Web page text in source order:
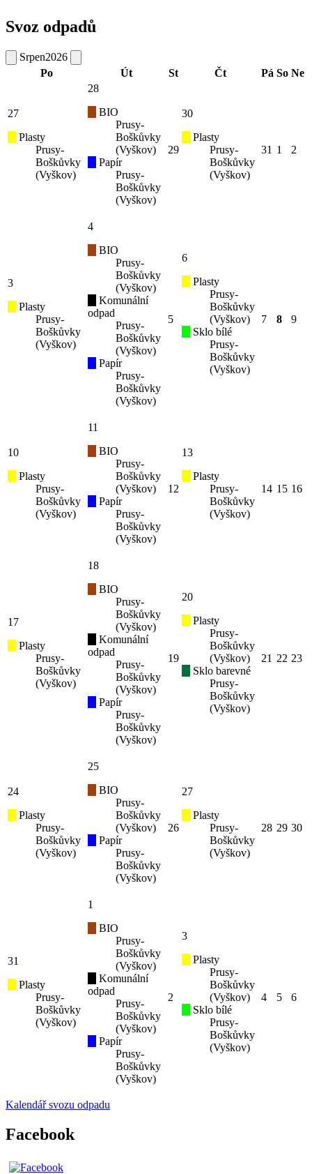
Svoz odpadů
Srpen2026
Po
Út St Čt Pá So Ne
27
Plasty
Prusy-
Boškůvky
(Vyškov)
28
BIO
Prusy-
Boškůvky
(Vyškov)
Papír
Prusy-
Boškůvky
(Vyškov)
29
30
Plasty
Prusy-
Boškůvky
(Vyškov)
31 1 2
3
Plasty
Prusy-
Boškůvky
(Vyškov)
4
BIO
Prusy-
Boškůvky
(Vyškov)
Komunální
odpad
Prusy-
Boškůvky
(Vyškov)
Papír
Prusy-
Boškůvky
(Vyškov)
5
6
Plasty
Prusy-
Boškůvky
(Vyškov)
Sklo bílé
Prusy-
Boškůvky
(Vyškov)
7 8 9
10
Plasty
Prusy-
Boškůvky
(Vyškov)
11
BIO
Prusy-
Boškůvky
(Vyškov)
Papír
Prusy-
Boškůvky
(Vyškov)
12
13
Plasty
Prusy-
Boškůvky
(Vyškov)
14 15 16
17
Plasty
Prusy-
Boškůvky
(Vyškov)
18
BIO
Prusy-
Boškůvky
(Vyškov)
Komunální
odpad
Prusy-
Boškůvky
(Vyškov)
Papír
Prusy-
Boškůvky
(Vyškov)
19
20
Plasty
Prusy-
Boškůvky
(Vyškov)
Sklo barevné
Prusy-
Boškůvky
(Vyškov)
21 22 23
24
Plasty
Prusy-
Boškůvky
(Vyškov)
25
BIO
Prusy-
Boškůvky
(Vyškov)
Papír
Prusy-
Boškůvky
(Vyškov)
26
27
Plasty
Prusy-
Boškůvky
(Vyškov)
28 29 30
31
Plasty
Prusy-
Boškůvky
(Vyškov)
1
BIO
Prusy-
Boškůvky
(Vyškov)
Komunální
odpad
Prusy-
Boškůvky
(Vyškov)
Papír
Prusy-
Boškůvky
(Vyškov)
2
3
Plasty
Prusy-
Boškůvky
(Vyškov)
Sklo bílé
Prusy-
Boškůvky
(Vyškov)
4 5 6
Kalendář svozu odpadu
Facebook